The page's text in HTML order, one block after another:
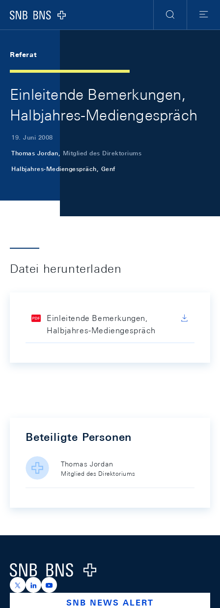
Logo
Suche
Menu
Referat
Einleitende Bemerkungen,
Halbjahres-Mediengespräch
19. Juni 2008
Thomas Jordan, Mitglied des Direktoriums
Halbjahres-Mediengespräch, Genf
Datei herunterladen
Einleitende Bemerkungen,
Halbjahres-Mediengespräch
Beteiligte Personen
Thomas Jordan
Mitglied des Direktoriums
Logo
https://x.com/snb_bns
https://ch.linkedin.com/company/swiss-national-
https://www.youtube.com/@swissnationalbank
SNB NEWS ALERT